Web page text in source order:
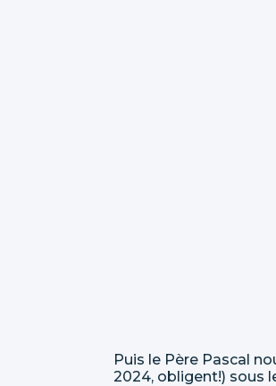
Puis le Père Pascal
2024, obligent!) sous